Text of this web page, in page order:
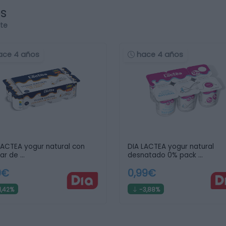
4 años
yogur natural con
de …
hace 4 años
DIA LACTEA yogur natural
desnatado 0% pack …
0,99€
-3,88%